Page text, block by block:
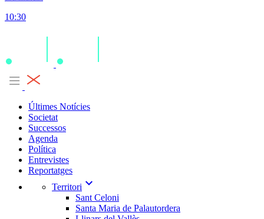
10:30
Últimes Notícies
Societat
Successos
Agenda
Política
Entrevistes
Reportatges
Territori expand_more
Sant Celoni
Santa Maria de Palautordera